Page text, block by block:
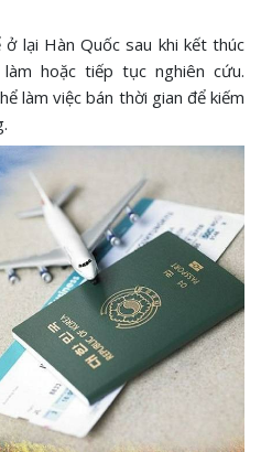
lại Hàn Quốc sau khi kết thúc
hoặc tiếp tục nghiên cứu.
làm việc bán thời gian để kiếm